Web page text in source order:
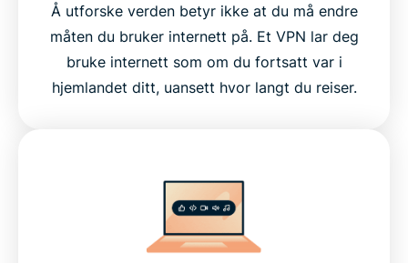
Å utforske verden betyr ikke at du må endre
måten du bruker internett på. Et VPN lar deg
bruke internett som om du fortsatt var i
hjemlandet ditt, uansett hvor langt du reiser.